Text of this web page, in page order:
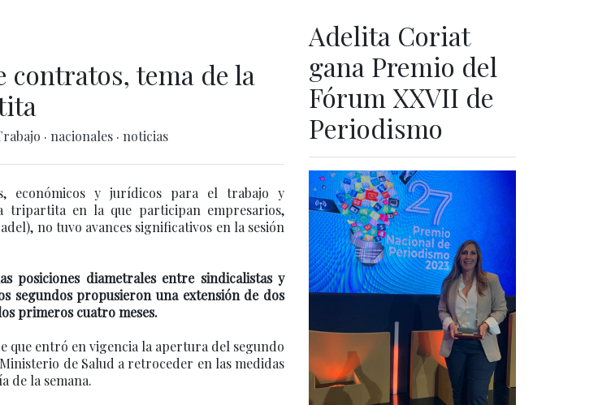
contratos, tema de la
· nacionales · noticias
económicos y jurídicos para el trabajo y
tripartita en la que participan empresarios,
no tuvo avances significativos en la sesión
posiciones diametrales entre sindicalistas y
segundos propusieron una extensión de dos
primeros cuatro meses.
que entró en vigencia la apertura del segundo
de Salud a retroceder en las medidas
de la semana.
Adelita Coriat
gana Premio del
Fórum XXVII de
Periodismo